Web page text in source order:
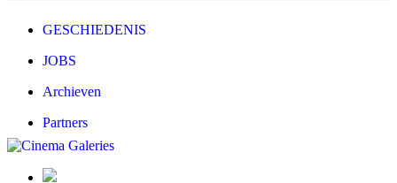
GESCHIEDENIS
JOBS
Archieven
Partners